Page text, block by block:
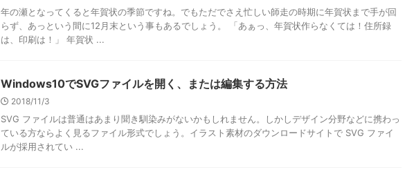
年の瀬となってくると年賀状の季節ですね。でもただでさえ忙しい師走の時期に年賀状まで手が回
らず、あっという間に12月末という事もあるでしょう。 「あぁっ、年賀状作らなくては！住所録
は、印刷は！」 年賀状 ...
Windows10でSVGファイルを開く、または編集する方法
2018/11/3
SVG ファイルは普通はあまり聞き馴染みがないかもしれません。しかしデザイン分野などに携わっ
ている方ならよく見るファイル形式でしょう。イラスト素材のダウンロードサイトで SVG ファイ
ルが採用されてい ...